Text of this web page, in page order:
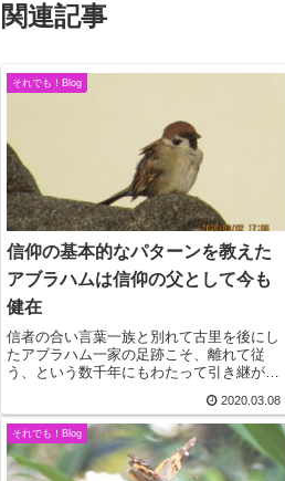
関連記事
それでも！Blog
信仰の基本的なパターンを教えた
アブラハムは信仰の父として今も
健在
信者の合い言葉一族と別れて古里を後にし
たアブラハム一家の足跡こそ、離れて従
う、という数千年にもわたって引き継がれ
って、まずマリア様の「なれかし」に引き
継がれ、子どものイエスさまに引き継が
れ、そして、ガリ...
2020.03.08
それでも！Blog